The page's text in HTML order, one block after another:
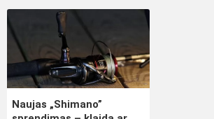
Naujas „Shimano”